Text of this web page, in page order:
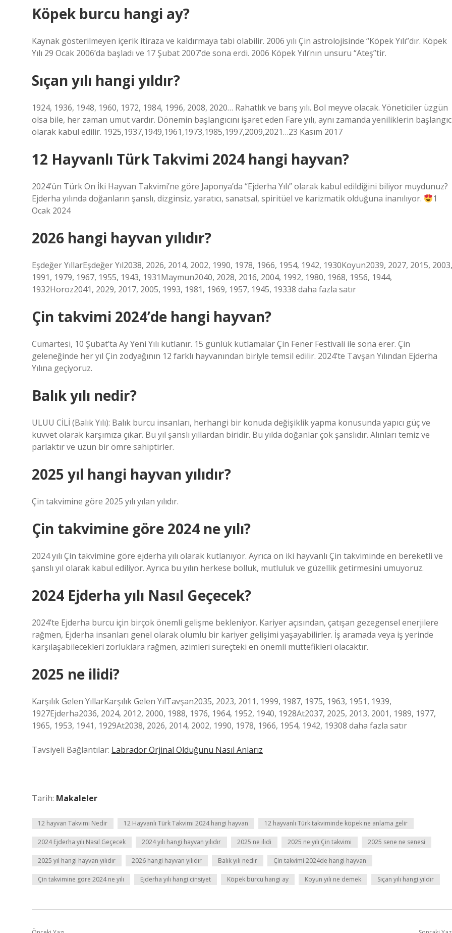
Köpek burcu hangi ay?
Kaynak gösterilmeyen içerik itiraza ve kaldırmaya tabi olabilir. 2006 yılı Çin astrolojisinde “Köpek Yılı”dır. Köpek
Yılı 29 Ocak 2006’da başladı ve 17 Şubat 2007’de sona erdi. 2006 Köpek Yılı’nın unsuru “Ateş”tir.
Sıçan yılı hangi yıldır?
1924, 1936, 1948, 1960, 1972, 1984, 1996, 2008, 2020… Rahatlık ve barış yılı. Bol meyve olacak. Yöneticiler üzgün
olsa bile, her zaman umut vardır. Dönemin başlangıcını işaret eden Fare yılı, aynı zamanda yeniliklerin
olarak kabul edilir. 1925,1937,1949,1961,1973,1985,1997,2009,2021…23 Kasım 2017
12 Hayvanlı Türk Takvimi 2024 hangi hayvan?
2024’ün Türk On İki Hayvan Takvimi’ne göre Japonya’da “Ejderha Yılı” olarak kabul edildiğini biliyor muydunuz?
Ejderha yılında doğanların şanslı, dizginsiz, yaratıcı, sanatsal, spiritüel ve karizmatik olduğuna inanılıyor.
1
Ocak 2024
2026 hangi hayvan yılıdır?
Eşdeğer YıllarEşdeğer Yıl2038, 2026, 2014, 2002, 1990, 1978, 1966, 1954, 1942, 1930Koyun2039, 2027, 2015, 2003,
1991, 1979, 1967, 1955, 1943, 1931Maymun2040, 2028, 2016, 2004, 1992, 1980, 1968, 1956, 1944,
1932Horoz2041, 2029, 2017, 2005, 1993, 1981, 1969, 1957, 1945, 19338 daha fazla satır
Çin takvimi 2024’de hangi hayvan?
Cumartesi, 10 Şubat’ta Ay Yeni Yılı kutlanır. 15 günlük kutlamalar Çin Fener Festivali ile sona erer. Çin
geleneğinde her yıl Çin zodyağının 12 farklı hayvanından biriyle temsil edilir. 2024’te Tavşan Yılından Ejderha
Yılına geçiyoruz.
Balık yılı nedir?
ULUU CİLİ (Balık Yılı): Balık burcu insanları, herhangi bir konuda değişiklik yapma konusunda yapıcı güç ve
kuvvet olarak karşımıza çıkar. Bu yıl şanslı yıllardan biridir. Bu yılda doğanlar çok şanslıdır. Alınları temiz ve
parlaktır ve uzun bir ömre sahiptirler.
2025 yıl hangi hayvan yılıdır?
Çin takvimine göre 2025 yılı yılan yılıdır.
Çin takvimine göre 2024 ne yılı?
2024 yılı Çin takvimine göre ejderha yılı olarak kutlanıyor. Ayrıca on iki hayvanlı Çin takviminde en bereketli ve
şanslı yıl olarak kabul ediliyor. Ayrıca bu yılın herkese bolluk, mutluluk ve güzellik getirmesini umuyoruz.
2024 Ejderha yılı Nasıl Geçecek?
2024’te Ejderha burcu için birçok önemli gelişme bekleniyor. Kariyer açısından, çatışan gezegensel enerjilere
rağmen, Ejderha insanları genel olarak olumlu bir kariyer gelişimi yaşayabilirler. İş aramada veya iş yerinde
karşılaşabilecekleri zorluklara rağmen, azimleri süreçteki en önemli müttefikleri olacaktır.
2025 ne ilidi?
Karşılık Gelen YıllarKarşılık Gelen YılTavşan2035, 2023, 2011, 1999, 1987, 1975, 1963, 1951, 1939,
1927Ejderha2036, 2024, 2012, 2000, 1988, 1976, 1964, 1952, 1940, 1928At2037, 2025, 2013, 2001, 1989, 1977,
1965, 1953, 1941, 1929At2038, 2026, 2014, 2002, 1990, 1978, 1966, 1954, 1942, 19308 daha fazla satır
Tavsiyeli Bağlantılar: Labrador Orjinal Olduğunu Nasıl Anlarız
Tarih: Makaleler
12 hayvan Takvimi Nedir 12 Hayvanlı Türk Takvimi 2024 hangi hayvan 12 hayvanlı Türk takviminde köpek ne anlama gelir
2024 Ejderha yılı Nasıl Geçecek 2024 yılı hangi hayvan yılıdır 2025 ne ilidi 2025 ne yılı Çin takvimi 2025 sene ne senesi
2025 yıl hangi hayvan yılıdır 2026 hangi hayvan yılıdır Balık yılı nedir Çin takvimi 2024de hangi hayvan
Çin takvimine göre 2024 ne yılı Ejderha yılı hangi cinsiyet Köpek burcu hangi ay Koyun yılı ne demek Sıçan yılı hangi yıldır